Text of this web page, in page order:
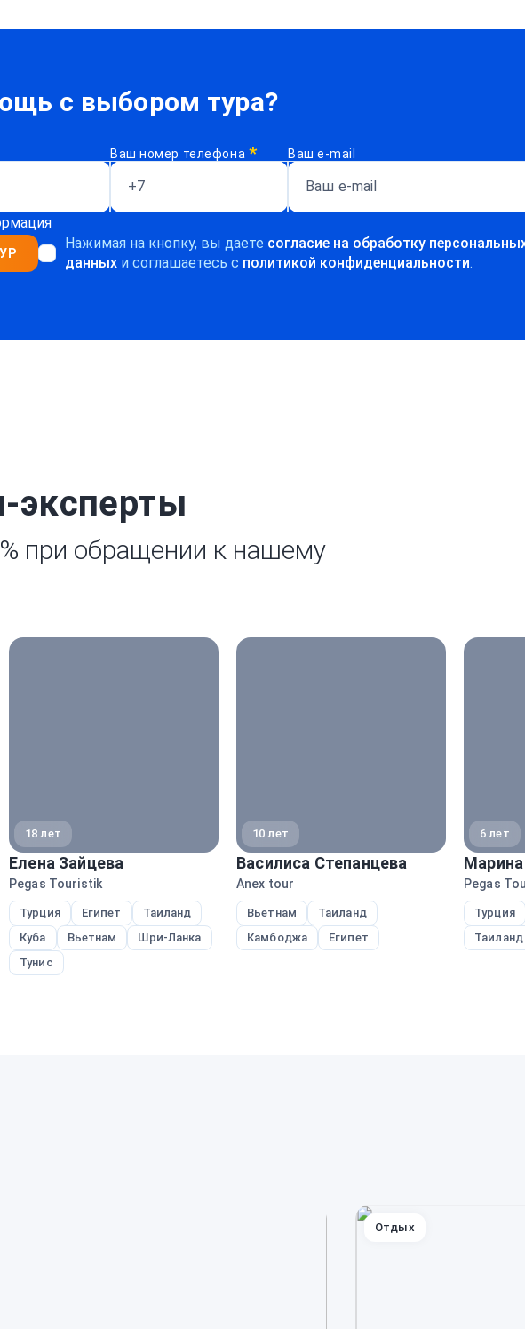
с выбором тура?
Ваш номер телефона * Ваш e-mail
Нажимая на кнопку, вы даете согласие на обработку
данныхи соглашаетесь c политикой конфиденциальности.
эксперты
при обращении к нашему
18 лет
Елена Зайцева
Pegas Touristik
Турция Египет
Таиланд
Куба
Вьетнам
Шри-Ланка
Тунис
10 лет
Василиса Степанцева
Anex tour
Вьетнам
Таиланд
Камбоджа
Египет
6 лет
Pegas
Турция
Таиланд
Отдых